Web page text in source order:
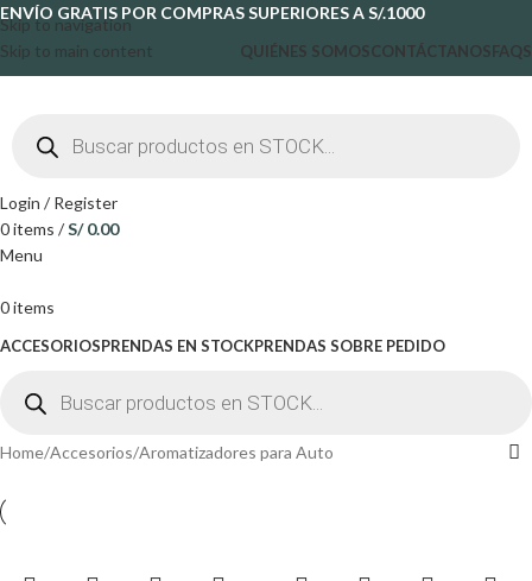
Skip to navigation
Skip to main content
ENVÍO GRATIS POR COMPRAS SUPERIORES A S/.1000
QUIÉNES SOMOSCONTÁCTANOSFAQS
Login / Register
0items /S/0.00
Menu
0items
ACCESORIOSPRENDAS EN STOCKPRENDAS SOBRE PEDIDO
Home Accesorios Aromatizadores para Auto